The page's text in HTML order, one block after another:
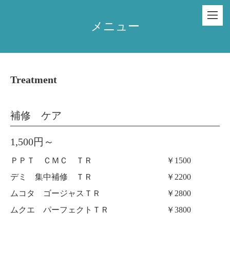
メニュー
Treatment
補修 ケア
1,500円～
ＰＰＴ ＣＭＣ ＴＲ ￥1500
デミ 集中補修 ＴＲ ￥2200
ムコタ ゴージャスＴＲ ￥2800
ムクエ パーフェクトＴＲ ￥3800